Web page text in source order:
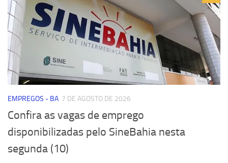
EMPREGOS - BA 7 DE AGOSTO DE 2026
Confira as vagas de emprego
disponibilizadas pelo SineBahia nesta
segunda (10)